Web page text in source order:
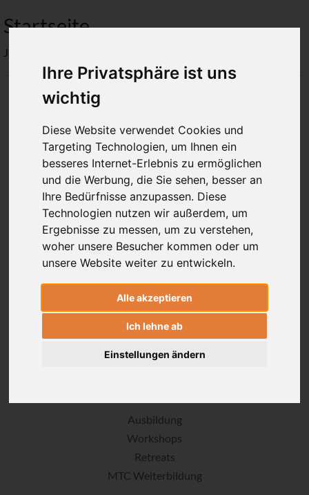
Ihre Privatsphäre ist uns
wichtig
Diese Website verwendet Cookies und
Targeting Technologien, um Ihnen ein
besseres Internet-Erlebnis zu ermöglichen
und die Werbung, die Sie sehen, besser an
Ihre Bedürfnisse anzupassen. Diese
Technologien nutzen wir außerdem, um
Ergebnisse zu messen, um zu verstehen,
woher unsere Besucher kommen oder um
unsere Website weiter zu entwickeln.
Alle akzeptieren
Ich lehne ab
Einstellungen ändern
Startseite
Jetzt ist 8/9/2026 3:39:43 PM
Traditioneller Ashtanga Yoga, innovative Therapie,
Alignment, Movement Culture und inspirierende
Philosophie
AYI
AYInstitute Ulm
Newsletter
Ausbildung
Workshops
Retreats
MTC Weiterbildung